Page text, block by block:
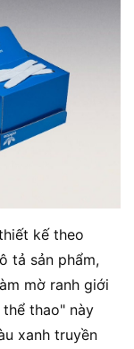
kế theo
tả sản phẩm,
mờ ranh giới
thao" này
xanh truyền